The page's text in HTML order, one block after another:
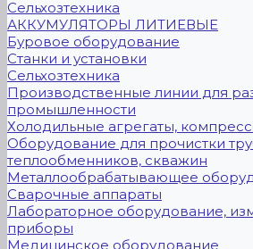
Сельхозтехника
АККУМУЛЯТОРЫ ЛИТИЕВЫЕ
Буровое оборудование
Станки и установки
Сельхозтехника
Производственные линии для
промышленности
Холодильные агрегаты,
Оборудование для прочистки
теплообменников, скважин
Металлообрабатывающее
Сварочные аппараты
Лабораторное оборудование,
приборы
Медицинское оборудование